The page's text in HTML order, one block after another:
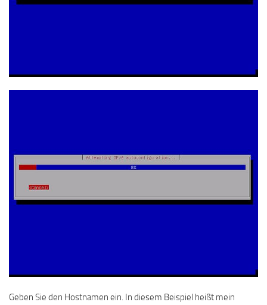
Geben Sie den Hostnamen ein. In diesem Beispiel heißt mein